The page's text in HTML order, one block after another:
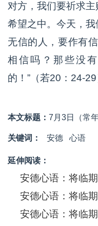
对方，我们要祈求
希望之中。今天，
无信的人，要作有
相信吗？那些没
的！”（若20：24-29
本文标题： 7月3日（常
关键词： 安德 心语
延伸阅读：
安德心语：将临
安德心语：将临
安德心语：将临